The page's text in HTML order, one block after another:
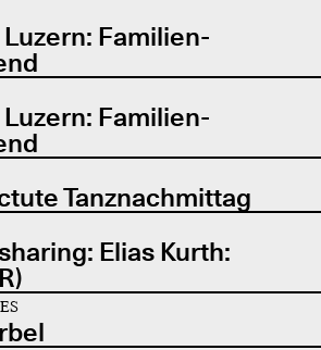
Luzern: Familien-
Luzern: Familien-
Tanznachmittag
Elias Kurth: